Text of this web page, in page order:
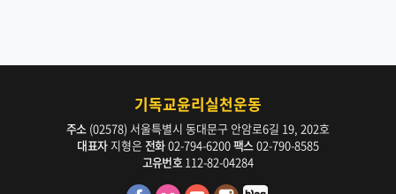
기독교윤리실천운동
주소 (02578) 서울특별시 동대문구 안암로6길 19, 202호
대표자지형은 전화02-794-6200팩스 02-790-8585
고유번호 112-82-04284